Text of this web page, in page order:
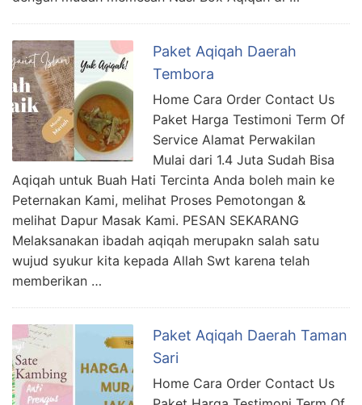
Paket Aqiqah Daerah
Tembora
Home Cara Order Contact Us
Paket Harga Testimoni Term Of
Service Alamat Perwakilan
Mulai dari 1.4 Juta Sudah Bisa
Aqiqah untuk Buah Hati Tercinta Anda boleh main ke
Peternakan Kami, melihat Proses Pemotongan &
melihat Dapur Masak Kami. PESAN SEKARANG
Melaksanakan ibadah aqiqah merupakn salah satu
wujud syukur kita kepada Allah Swt karena telah
memberikan …
Paket Aqiqah Daerah Taman
Sari
Home Cara Order Contact Us